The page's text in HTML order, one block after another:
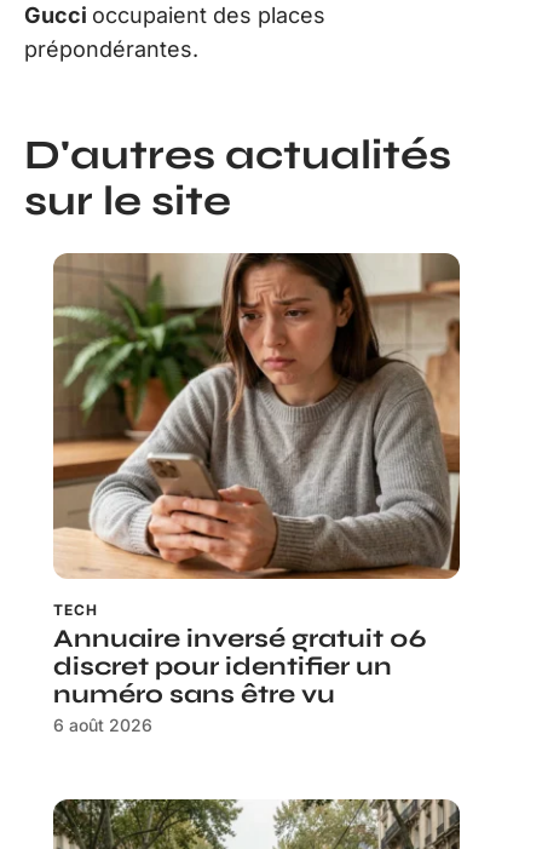
Gucci occupaient des places
prépondérantes.
D'autres actualités
sur le site
TECH
Annuaire inversé gratuit 06
discret pour identifier un
numéro sans être vu
6 août 2026